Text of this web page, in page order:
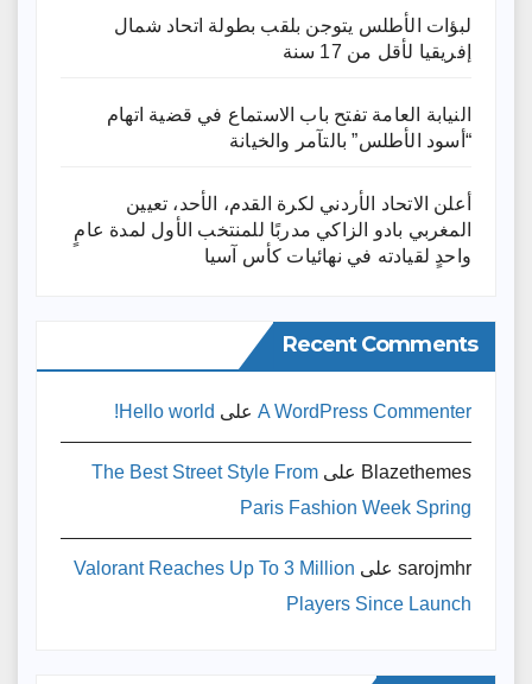
لبؤات الأطلس يتوجن بلقب بطولة اتحاد شمال
إفريقيا لأقل من 17 سنة
النيابة العامة تفتح باب الاستماع في قضية اتهام
“أسود الأطلس” بالتآمر والخيانة
أعلن الاتحاد الأردني لكرة القدم، الأحد، تعيين
المغربي بادو الزاكي مدربًا للمنتخب الأول لمدة عامٍ
واحدٍ لقيادته ​في نهائيات كأس آسيا
Recent Comments
A WordPress Commenter على Hello world!
Blazethemes على The Best Street Style From
Paris Fashion Week Spring
sarojmhr على Valorant Reaches Up To 3 Million
Players Since Launch